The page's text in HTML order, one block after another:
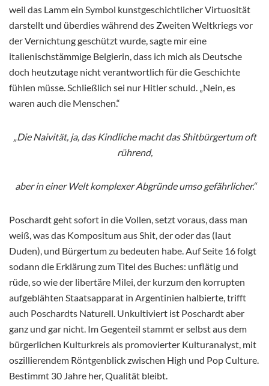
weil das Lamm ein Symbol kunstgeschichtlicher Virtuosität
darstellt und überdies während des Zweiten Weltkriegs vor
der Vernichtung geschützt wurde, sagte mir eine
italienischstämmige Belgierin, dass ich mich als Deutsche
doch heutzutage nicht verantwortlich für die Geschichte
fühlen müsse. Schließlich sei nur Hitler schuld. „Nein, es
waren auch die Menschen.“
„Die Naivität, ja, das Kindliche macht das Shitbürgertum oft
rührend,
aber in einer Welt komplexer Abgründe umso gefährlicher.“
Poschardt geht sofort in die Vollen, setzt voraus, dass man
weiß, was das Kompositum aus Shit, der oder das (laut
Duden), und Bürgertum zu bedeuten habe. Auf Seite 16 folgt
sodann die Erklärung zum Titel des Buches: unflätig und
rüde, so wie der libertäre Milei, der kurzum den korrupten
aufgeblähten Staatsapparat in Argentinien halbierte, trifft
auch Poschardts Naturell. Unkultiviert ist Poschardt aber
ganz und gar nicht. Im Gegenteil stammt er selbst aus dem
bürgerlichen Kulturkreis als promovierter Kulturanalyst, mit
oszillierendem Röntgenblick zwischen High und Pop Culture.
Bestimmt 30 Jahre her, Qualität bleibt.